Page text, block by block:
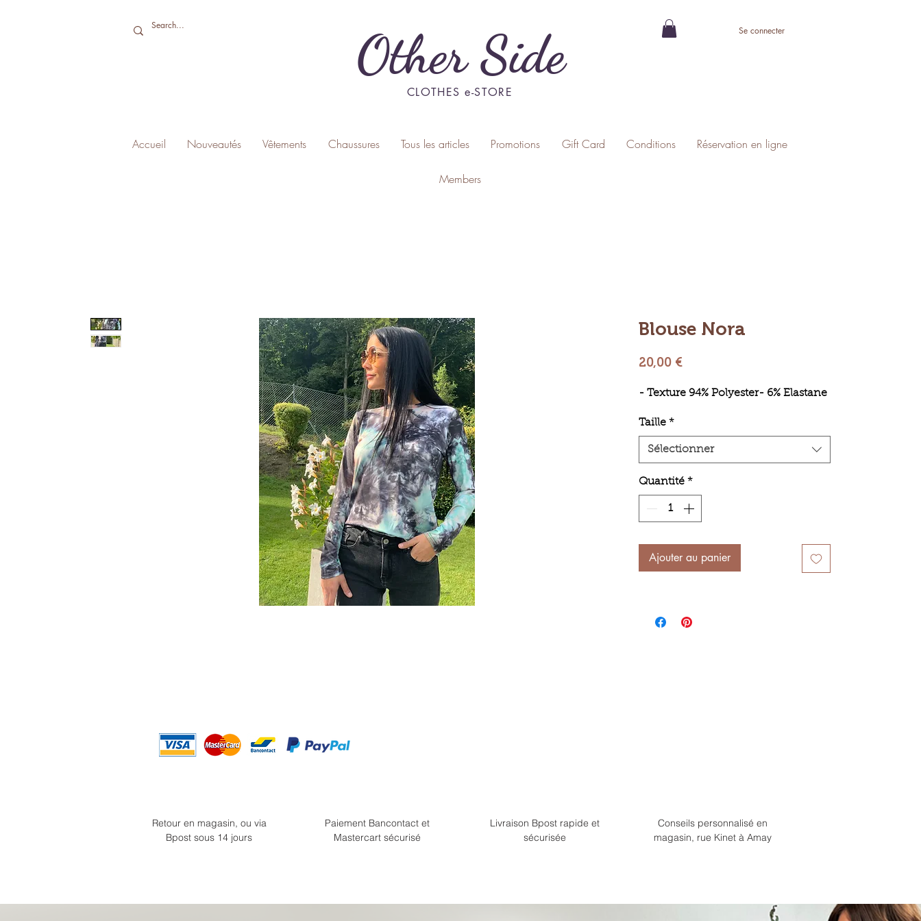
Other Side
CLOTHES e-STORE
Se connecter
Accueil Nouveautés Vêtements Chaussures Tous les articles Promotions Gift Card Conditions Réservation en ligne
Members
Blouse Nora
20,00 €Prix
- Texture 94% Polyester- 6% Elastane
Taille *
Sélectionner
Quantité *
Ajouter au panier
Retour en magasin, ou via
Bpost sous 14 jours
Paiement Bancontact et
Mastercart sécurisé
Livraison Bpost rapide et
sécurisée
Conseils personnalisé en
magasin, rue Kinet à Amay